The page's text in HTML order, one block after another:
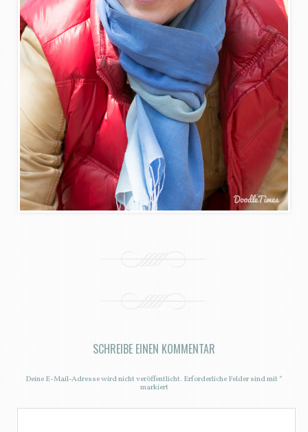
SCHREIBE EINEN KOMMENTAR
Deine E-Mail-Adresse wird nicht veröffentlicht. Erforderliche Felder sind mit*
markiert